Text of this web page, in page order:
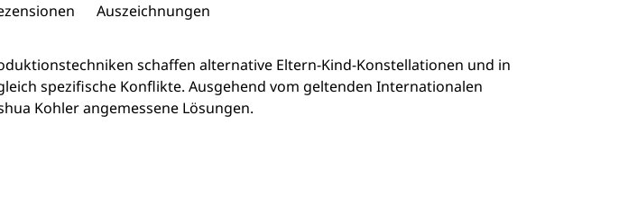
Auszeichnungen
schaffen alternative Eltern-Kind-Konstellationen und in
spezifische Konflikte. Ausgehend vom geltenden Internationalen
Kohler angemessene Lösungen.